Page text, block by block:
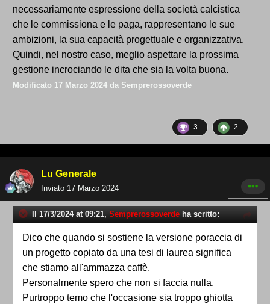
necessariamente espressione della società calcistica
che le commissiona e le paga, rappresentano le sue
ambizioni, la sua capacità progettuale e organizzativa.
Quindi, nel nostro caso, meglio aspettare la prossima
gestione incrociando le dita che sia la volta buona.
Modificato 17 Marzo 2024 da Semprerossoverde
3 2
Lu Generale
Inviato 17 Marzo 2024
Il 17/3/2024 at 09:21, Semprerossoverde ha scritto:
Dico che quando si sostiene la versione poraccia di
un progetto copiato da una tesi di laurea significa
che stiamo all'ammazza caffè.
Personalmente spero che non si faccia nulla.
Purtroppo temo che l'occasione sia troppo ghiotta